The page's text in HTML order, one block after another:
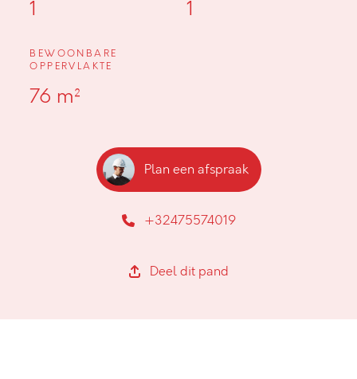
1 1
BEWOONBARE
OPPERVLAKTE
76 m²
Plan een afspraak
+32475574019
Deel dit pand